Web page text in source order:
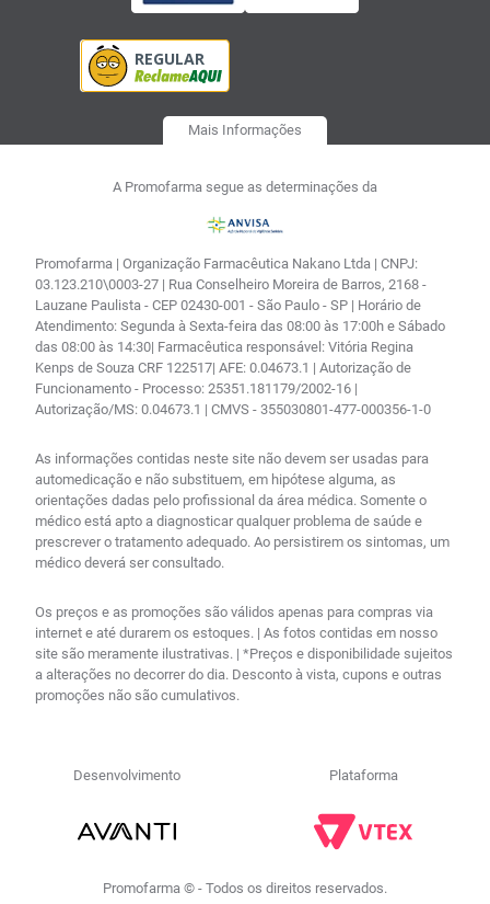
Mais Informações
A Promofarma segue as determinações da
Promofarma | Organização Farmacêutica Nakano Ltda | CNPJ:
03.123.210\0003-27 | Rua Conselheiro Moreira de Barros, 2168 -
Lauzane Paulista - CEP 02430-001 - São Paulo - SP | Horário de
Atendimento: Segunda à Sexta-feira das 08:00 às 17:00h e Sábado
das 08:00 às 14:30| Farmacêutica responsável: Vitória Regina
Kenps de Souza CRF 122517| AFE: 0.04673.1 | Autorização de
Funcionamento - Processo: 25351.181179/2002-16 |
Autorização/MS: 0.04673.1 | CMVS - 355030801-477-000356-1-0
As informações contidas neste site não devem ser usadas para
automedicação e não substituem, em hipótese alguma, as
orientações dadas pelo profissional da área médica. Somente o
médico está apto a diagnosticar qualquer problema de saúde e
prescrever o tratamento adequado. Ao persistirem os sintomas, um
médico deverá ser consultado.
Os preços e as promoções são válidos apenas para compras via
internet e até durarem os estoques. | As fotos contidas em nosso
site são meramente ilustrativas. | *Preços e disponibilidade sujeitos
a alterações no decorrer do dia. Desconto à vista, cupons e outras
promoções não são cumulativos.
Desenvolvimento Plataforma
Promofarma © - Todos os direitos reservados.